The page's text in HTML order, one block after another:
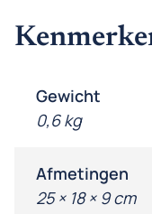
Gewicht
0,6 kg
Afmetingen
25 × 18 × 9 cm